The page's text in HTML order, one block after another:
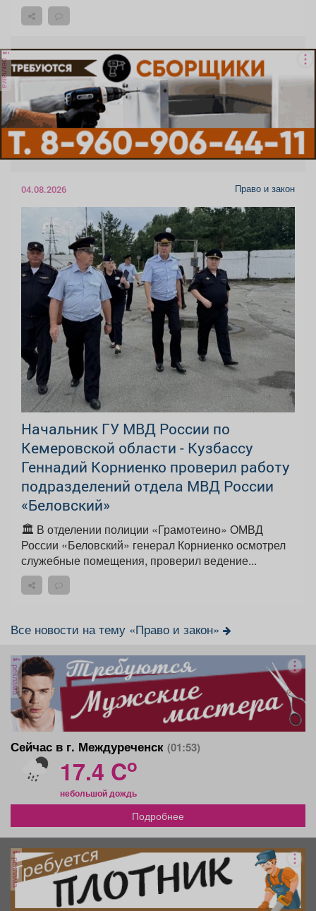
реклама
04.08.2026 Право и закон
Начальник ГУ МВД России по
Кемеровской области - Кузбассу
Геннадий Корниенко проверил работу
подразделений отдела МВД России
«Беловский»
🏛️ В отделении полиции «Грамотеино» ОМВД
России «Беловский» генерал Корниенко осмотрел
служебные помещения, проверил ведение...
Все новости на тему «Право и закон»
реклама
Сейчас в г. Междуреченск (01:53)
17.4 Co
небольшой дождь
Подробнее
реклама